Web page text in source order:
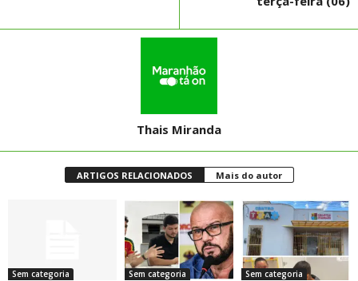
Thais Miranda
ARTIGOS RELACIONADOS Mais do autor
Sem categoria Sem categoria Sem categoria